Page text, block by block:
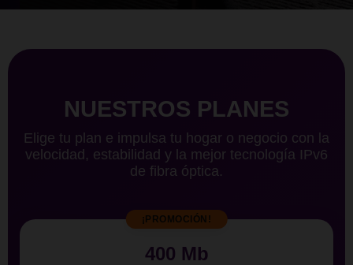
NUESTROS PLANES
Elige tu plan e impulsa tu hogar o negocio con la
velocidad, estabilidad y la mejor tecnología IPv6
de fibra óptica.
¡PROMOCIÓN!
400 Mb